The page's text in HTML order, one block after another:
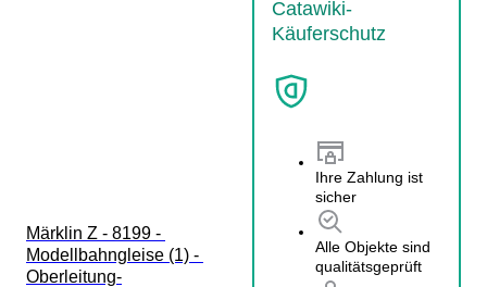
Catawiki-
Käuferschutz
Ihre Zahlung ist
sicher
Alle Objekte sind
qualitätsgeprüft
Märklin Z - 8199 -
Modellbahngleise (1) -
Oberleitung-